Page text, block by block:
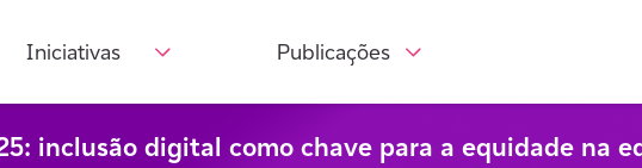
inclusão digital como chave para a equidade na
Iniciativas Publicações